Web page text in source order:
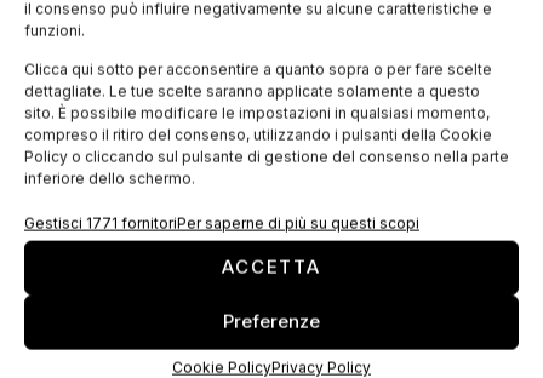
il consenso può influire negativamente su alcune caratteristiche e
funzioni.
Clicca qui sotto per acconsentire a quanto sopra o per fare scelte
dettagliate. Le tue scelte saranno applicate solamente a questo
sito. È possibile modificare le impostazioni in qualsiasi momento,
compreso il ritiro del consenso, utilizzando i pulsanti della Cookie
Policy o cliccando sul pulsante di gestione del consenso nella parte
inferiore dello schermo.
Gestisci 1771 fornitoriPer saperne di più su questi scopi
ACCETTA
Preferenze
Cookie PolicyPrivacy Policy
alcuni campioni di tessuto, l’intera superficie
tessile è stata riciclata.
EDICOLA WEB